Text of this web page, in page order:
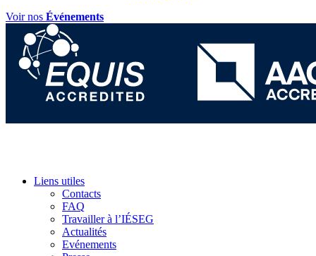
Voir nos Événements
Liens utiles
Contacts
FAQ
Travailler à l’IÉSEG
Actualités
Evénements